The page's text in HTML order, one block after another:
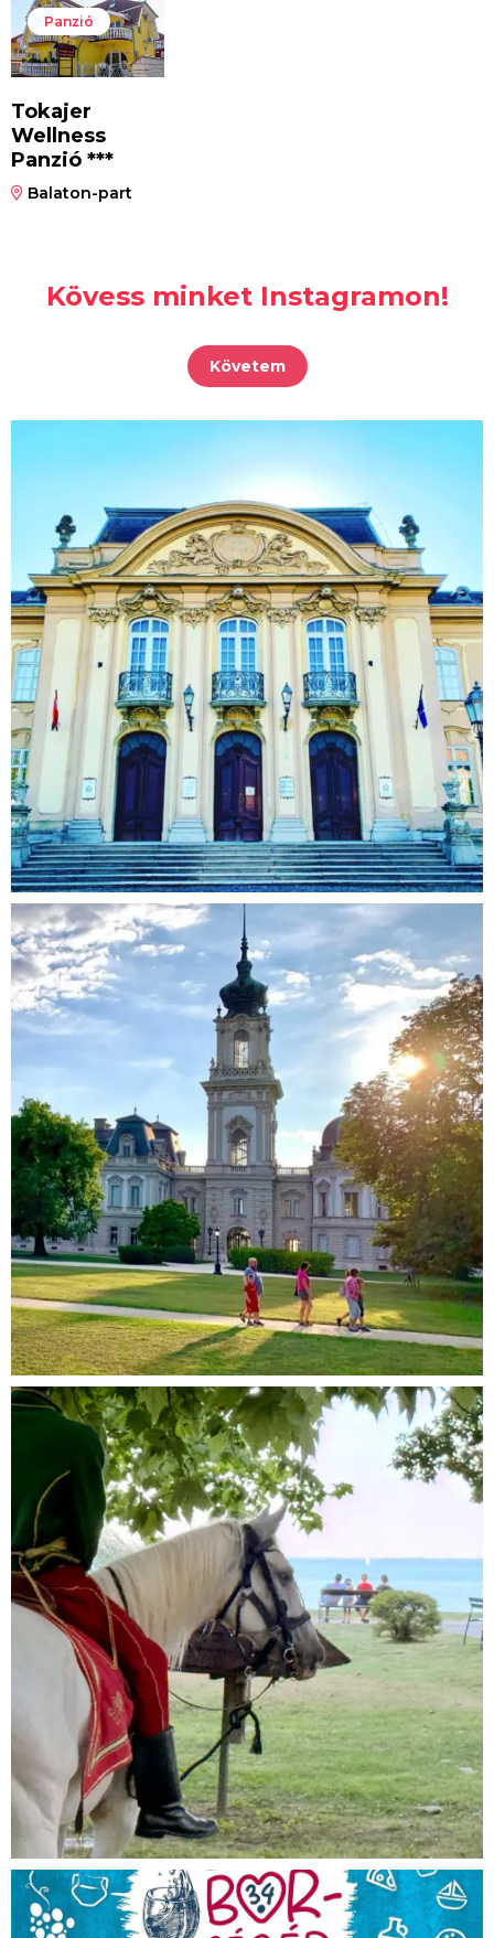
Panzió
Tokajer
Wellness
Panzió ***
Balaton-part
Kövess minket Instagramon!
Követem